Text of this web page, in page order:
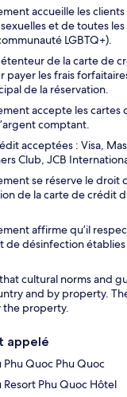
accueille les
et de toutes
LGBTQ+).
de la carte de
payer les frais
de la réservation.
accepte les cartes
comptant.
acceptées : Visa,
Club, JCB
se réserve le droit
de la carte de crédit
affirme qu’il
de désinfection
cultural norms and
and by property.
property.
appelé
Phu Quoc Phu Quoc
Resort Phu Quoc Hôtel